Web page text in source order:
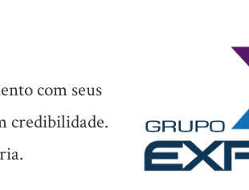
com seus
credibilidade.